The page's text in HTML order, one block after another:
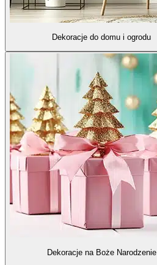
Dekoracje do domu i ogrodu
Dekoracje na Boże Narodzenie